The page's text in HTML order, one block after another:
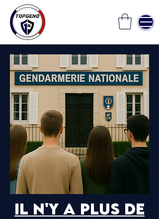
Il n'y a plus de